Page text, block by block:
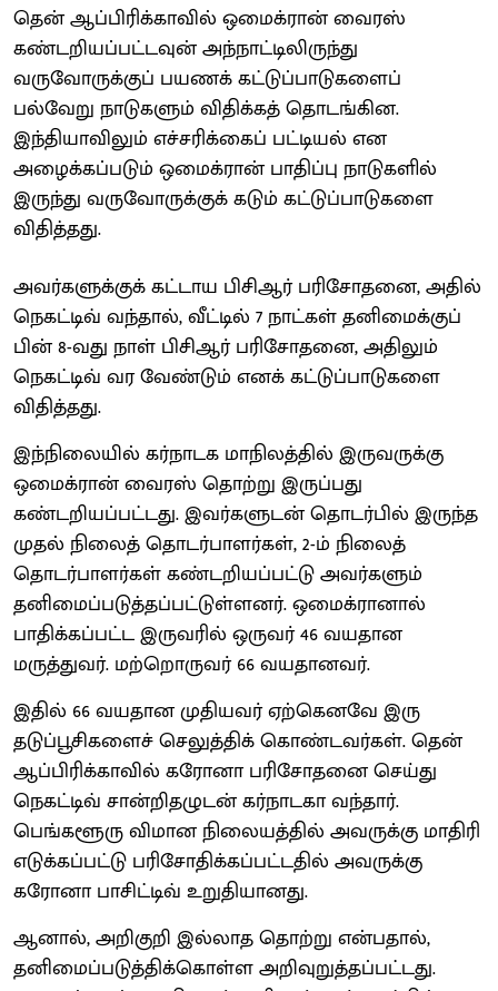
தென் ஆப்பிரிக்காவில் ஒமைக்ரான் வைரஸ்
கண்டறியப்பட்டவுன் அந்நாட்டிலிருந்து
வருவோருக்குப் பயணக் கட்டுப்பாடுகளைப்
பல்வேறு நாடுகளும் விதிக்கத் தொடங்கின.
இந்தியாவிலும் எச்சரிக்கைப் பட்டியல் என
அழைக்கப்படும் ஒமைக்ரான் பாதிப்பு நாடுகளில்
இருந்து வருவோருக்குக் கடும் கட்டுப்பாடுகளை
விதித்தது.
அவர்களுக்குக் கட்டாய பிசிஆர் பரிசோதனை, அதில்
நெகட்டிவ் வந்தால், வீட்டில் 7 நாட்கள் தனிமைக்குப்
பின் 8-வது நாள் பிசிஆர் பரிசோதனை, அதிலும்
நெகட்டிவ் வர வேண்டும் எனக் கட்டுப்பாடுகளை
விதித்தது.
இந்நிலையில் கர்நாடக மாநிலத்தில் இருவருக்கு
ஒமைக்ரான் வைரஸ் தொற்று இருப்பது
கண்டறியப்பட்டது. இவர்களுடன் தொடர்பில் இருந்த
முதல் நிலைத் தொடர்பாளர்கள், 2-ம் நிலைத்
தொடர்பாளர்கள் கண்டறியப்பட்டு அவர்களும்
தனிமைப்படுத்தப்பட்டுள்ளனர். ஒமைக்ரானால்
பாதிக்கப்பட்ட இருவரில் ஒருவர் 46 வயதான
மருத்துவர். மற்றொருவர் 66 வயதானவர்.
இதில் 66 வயதான முதியவர் ஏற்கெனவே இரு
தடுப்பூசிகளைச் செலுத்திக் கொண்டவர்கள். தென்
ஆப்பிரிக்காவில் கரோனா பரிசோதனை செய்து
நெகட்டிவ் சான்றிதழுடன் கர்நாடகா வந்தார்.
பெங்களூரு விமான நிலையத்தில் அவருக்கு மாதிரி
எடுக்கப்பட்டு பரிசோதிக்கப்பட்டதில் அவருக்கு
கரோனா பாசிட்டிவ் உறுதியானது.
ஆனால், அறிகுறி இல்லாத தொற்று என்பதால்,
தனிமைப்படுத்திக்கொள்ள அறிவுறுத்தப்பட்டது.